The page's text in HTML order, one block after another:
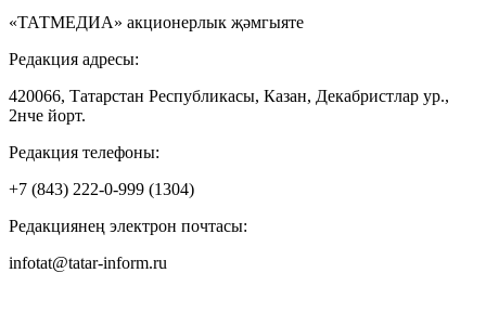
«ТАТМЕДИА» акционерлык җәмгыяте
Редакция адресы:
420066, Татарстан Республикасы, Казан, Декабристлар ур.,
2нче йорт.
Редакция телефоны:
+7 (843) 222-0-999 (1304)
Редакциянең электрон почтасы:
infotat@tatar-inform.ru